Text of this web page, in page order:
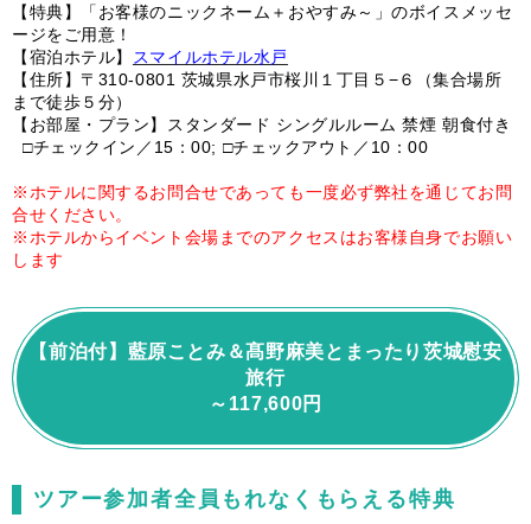
【特典】「お客様のニックネーム＋おやすみ～」のボイスメッセ
ージをご用意！
【宿泊ホテル】
スマイルホテル水戸
【住所】〒310-0801 茨城県水戸市桜川１丁目５−６（集合場所
まで徒歩５分）
【お部屋・プラン】スタンダード シングルルーム 禁煙 朝食付き
□チェックイン／15：00; □チェックアウト／10：00
※ホテルに関するお問合せであっても一度必ず弊社を通じてお問
合せください。
※ホテルからイベント会場までのアクセスはお客様自身でお願い
します
【前泊付】藍原ことみ＆髙野麻美とまったり茨城慰安
旅行
～117,600円
ツアー参加者全員もれなくもらえる特典